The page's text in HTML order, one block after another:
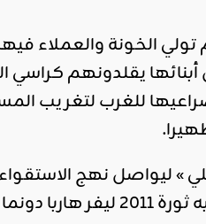
الخونة والعملاء
أبنائها يقلدونهم
للغرب لتغريب
» ليواصل نهج
وظهير.